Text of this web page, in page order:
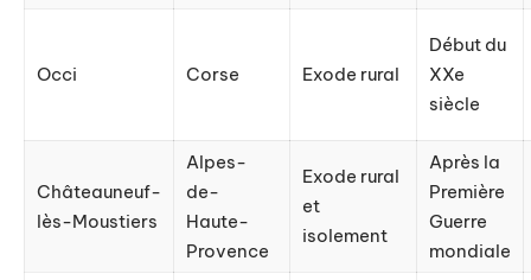
Occi Corse Exode rural
Début du
XXe
siècle
Châteauneuf-
lès-Moustiers
Alpes-
de-
Haute-
Provence
Exode rural
et
isolement
Après la
Première
Guerre
mondiale